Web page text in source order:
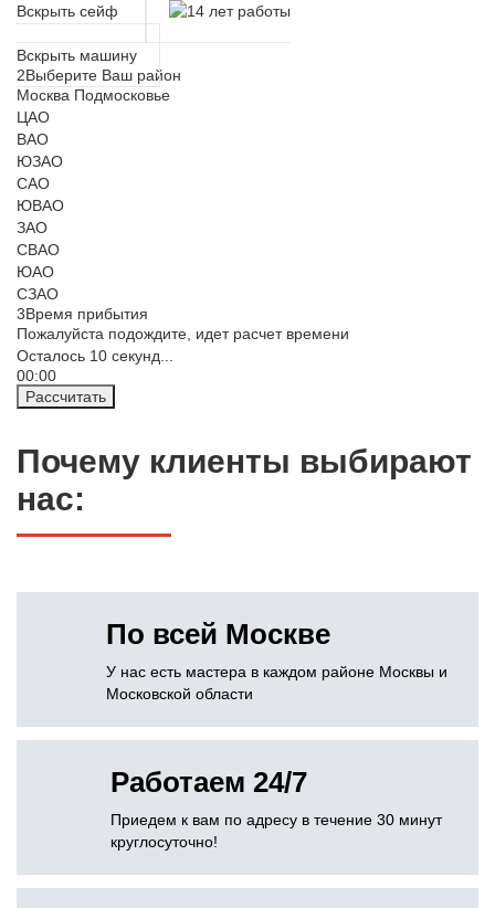
Вскрыть сейф
Вскрыть машину
2Выберите Ваш район
Москва Подмосковье
ЦАО
ВАО
ЮЗАО
САО
ЮВАО
ЗАО
СВАО
ЮАО
СЗАО
3Время прибытия
Пожалуйста подождите, идет расчет времени
Осталось 10 секунд...
00:00
Рассчитать
Почему клиенты выбирают
нас:
По всей Москве
У нас есть мастера в каждом районе Москвы и
Московской области
Работаем 24/7
Приедем к вам по адресу в течение 30 минут
круглосуточно!